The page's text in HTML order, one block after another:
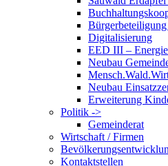
Digitalisierung
EED III –
Neubau
Neubau
Erweiterung
Politik ->
Gemeinderat
Wirtschaft / Firmen
Kontaktstellen